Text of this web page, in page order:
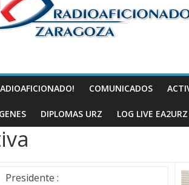
COMUNICADOS
DIPLOMAS URZ LOG LIVE EA2URZ
Presidente :